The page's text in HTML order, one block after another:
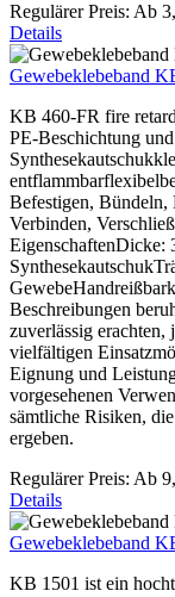
Regulärer Preis: Ab
Details
Gewebeklebeband
KB 460-FR fire
PE-Beschichtung
Befestigen, Bündeln,
Verbinden,
EigenschaftenDicke:
Beschreibungen
zuverlässig
vielfältigen
Eignung und
vorgesehenen
sämtliche Risiken,
ergeben.
Regulärer Preis: Ab
Details
Gewebeklebeband
KB 1501 ist ein